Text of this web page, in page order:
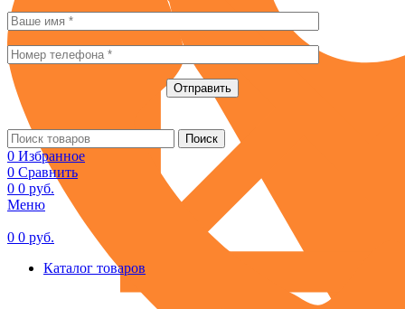
Поиск
0 Избранное
0 Сравнить
0 0 руб.
Меню
0 0 руб.
Каталог товаров